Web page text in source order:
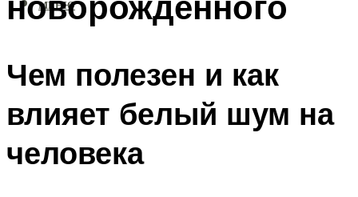
МЕНЮ
Чем полезен и как
влияет белый шум на
человека